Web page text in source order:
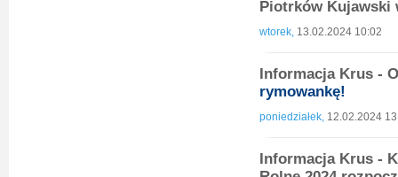
Piotrków Kujawski
wtorek, 13.02.2024 10:02
Informacja Krus -
rymowankę!
poniedziałek, 12.02.2024
Informacja Krus -